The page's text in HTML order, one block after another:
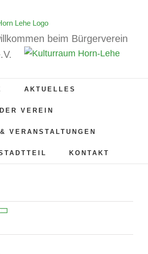
beim Bürgerverein
AKTUELLES
DER VEREIN
VERANSTALTUNGEN
KONTAKT